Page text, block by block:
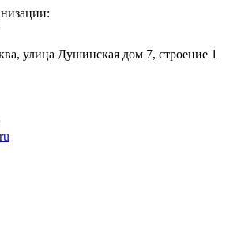
улица Душинская дом 7, строение 1